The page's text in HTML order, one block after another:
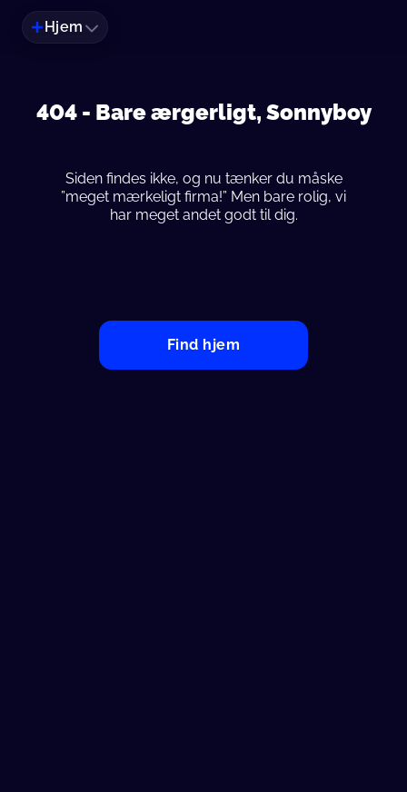
Hjem
404 - Bare ærgerligt, Sonnyboy
Siden findes ikke, og nu tænker du måske
”meget mærkeligt firma!” Men bare rolig, vi
har meget andet godt til dig.
Find hjem